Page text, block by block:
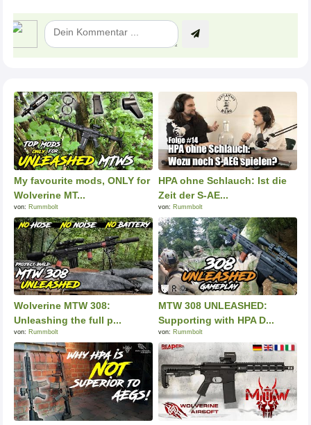
My favourite mods, ONLY for
Wolverine MT...
von: Rummbolt
HPA ohne Schlauch: Ist die
Zeit der S-AE...
von: Rummbolt
Wolverine MTW 308:
Unleashing the full p...
von: Rummbolt
MTW 308 UNLEASHED:
Supporting with HPA D...
von: Rummbolt